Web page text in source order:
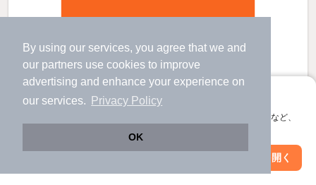
By using our services, you agree that we and
our partners use cookies to improve
advertising and enhance your experience on
our services.
Privacy Policy
OK
アプリに切り替えて、サクサクお部屋探し
会員登録なしですぐ使える。マップ検索やお気に入り保存など、
アプリを開く
ウェスティング中野坂上の賃貸物件
すべての写真
中野坂上駅 歩 2分 （丸ノ内線 など ）
中野新橋駅 歩10 分 （丸ノ内方南）
西新宿五丁目駅 歩
駐車場あり 宅配ボックス
絞り込み条件を変更